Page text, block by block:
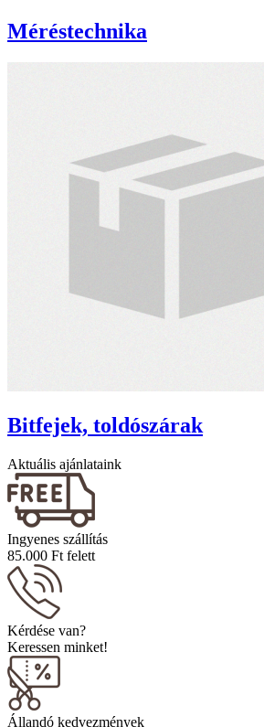
Méréstechnika
Bitfejek, toldószárak
Aktuális ajánlataink
Ingyenes szállítás
85.000 Ft felett
Kérdése van?
Keressen minket!
Állandó kedvezmények